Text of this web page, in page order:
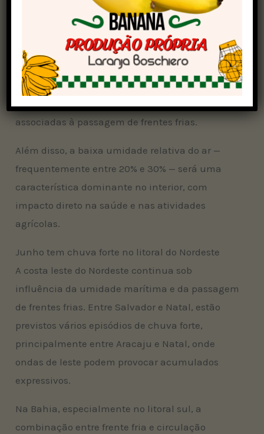
Oeste, interior do Nordeste, Tocantins, sul do
Pará e norte do Paraná. A previsão é de baixos
volumes de chuva nessas regiões, com
tendência de dias consecutivos sem
precipitação. Quando ocorrem, as chuvas
associadas à passagem de frentes frias.
Além disso, a baixa umidade relativa do ar —
frequentemente entre 20% e 30% — será uma
característica dominante no interior, com
impacto direto na saúde e nas atividades
agrícolas.
Junho tem chuva forte no litoral do Nordeste
A costa leste do Nordeste continua sob
influência da umidade marítima e da passagem
de frentes frias. Entre Salvador e Natal, estão
previstos vários episódios de chuva forte,
principalmente entre Aracaju e Natal, onde
ondas de leste podem provocar acumulados
expressivos.
Na Bahia, especialmente no litoral sul, a
combinação entre frente fria e circulação